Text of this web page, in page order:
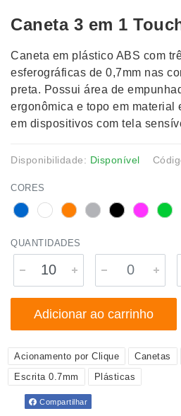
Caneta 3 em 1
Caneta em plástico ABS com
esferográficas de 0,7mm nas
preta. Possui área de
ergonômica e topo em material
em dispositivos com tela
Disponibilidade: Disponível
CORES
QUANTIDADES
Adicionar ao carrinho
Acionamento por Clique Canetas
Escrita 0.7mm
Plásticas
Compartilhar